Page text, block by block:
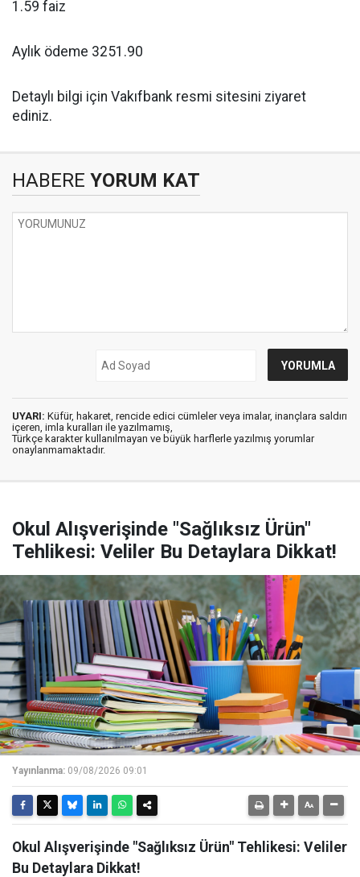
1.59 faiz
Aylık ödeme 3251.90
Detaylı bilgi için Vakıfbank resmi sitesini ziyaret
ediniz.
HABERE YORUM KAT
UYARI: Küfür, hakaret, rencide edici cümleler veya imalar, inançlara saldırı
içeren, imla kuralları ile yazılmamış,
Türkçe karakter kullanılmayan ve büyük harflerle yazılmış yorumlar
onaylanmamaktadır.
Okul Alışverişinde "Sağlıksız Ürün"
Tehlikesi: Veliler Bu Detaylara Dikkat!
Yayınlanma: 09/08/2026 09:01
Okul Alışverişinde "Sağlıksız Ürün" Tehlikesi: Veliler
Bu Detaylara Dikkat!